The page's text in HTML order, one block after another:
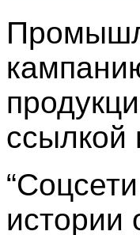
ссылкой
истории